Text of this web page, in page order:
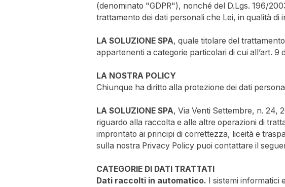
(denominato "GDPR"), nonché del D.Lgs. 196/
trattamento dei dati personali che Lei, in qualità di
LA SOLUZIONE SPA, quale titolare del
appartenenti a categorie particolari di cui all’art. 9
LA NOSTRA POLICY
Chiunque ha diritto alla protezione dei dati
LA SOLUZIONE SPA, Via Venti Settembre, n. 24,
riguardo alla raccolta e alle altre operazioni di
improntato ai principi di correttezza, liceità e
sulla nostra Privacy Policy puoi contattare il
CATEGORIE DI DATI TRATTATI
Dati raccolti in automatico. I sistemi